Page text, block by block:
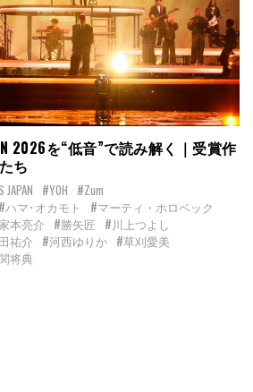
2026を“低音”で読み解く｜受賞作
ち
JAPAN #YOH #Zum
#ハマ･オカモト
#マーティ・ホロベック
本亮介 #勝矢匠 #川上つよし
祐介 #河西ゆりか #草刈愛美
将典